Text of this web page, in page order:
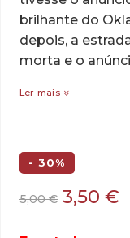
brilhante do
depois, a
morta e o
Ler mais
- 30%
5,00€ O
3,50 €